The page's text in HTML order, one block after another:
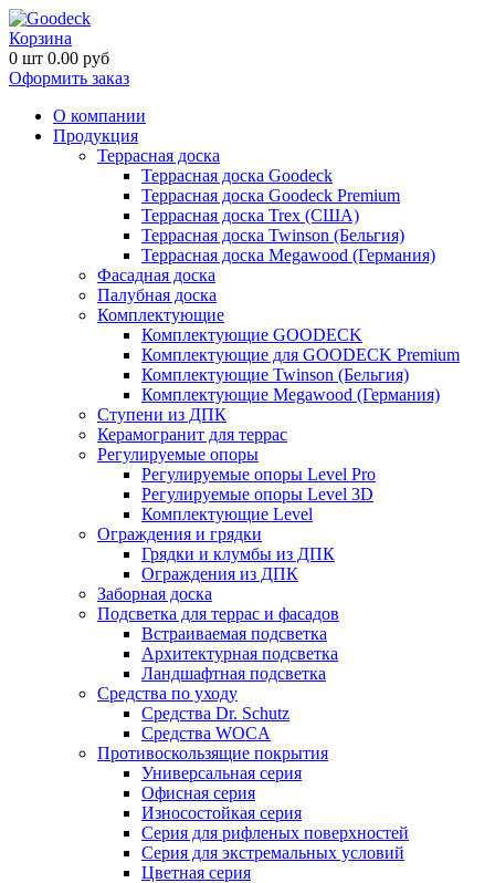
Корзина
0 шт 0.00 руб
Оформить заказ
О компании
Продукция
Террасная доска
Террасная доска Goodeck
Террасная доска Goodeck Premium
Террасная доска Trex (США)
Террасная доска Twinson (Бельгия)
Террасная доска Megawood (Германия)
Фасадная доска
Палубная доска
Комплектующие
Комплектующие GOODECK
Комплектующие для GOODECK Premium
Комплектующие Twinson (Бельгия)
Комплектующие Megawood (Германия)
Ступени из ДПК
Керамогранит для террас
Регулируемые опоры
Регулируемые опоры Level Pro
Регулируемые опоры Level 3D
Комплектующие Level
Ограждения и грядки
Грядки и клумбы из ДПК
Ограждения из ДПК
Заборная доска
Подсветка для террас и фасадов
Встраиваемая подсветка
Архитектурная подсветка
Ландшафтная подсветка
Средства по уходу
Средства Dr. Schutz
Средства WOCA
Противоскользящие покрытия
Универсальная серия
Офисная серия
Износостойкая серия
Серия для рифленых поверхностей
Серия для экстремальных условий
Цветная серия